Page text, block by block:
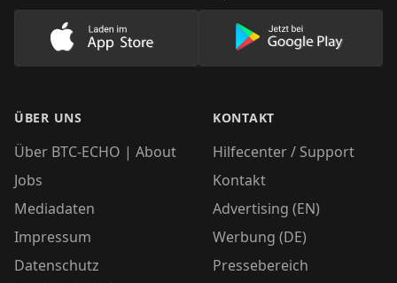
Lade unsere App im AppStore herunter
Lade unsere
ÜBER UNS
Über BTC-ECHO | About
Jobs
Mediadaten
Impressum
Datenschutz
KONTAKT
Hilfecenter / Support
Kontakt
Advertising (EN)
Werbung (DE)
Pressebereich